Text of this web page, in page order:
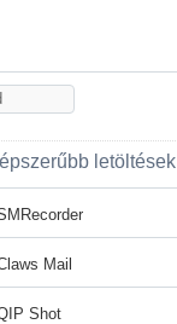
letöltések
Mail
Shot